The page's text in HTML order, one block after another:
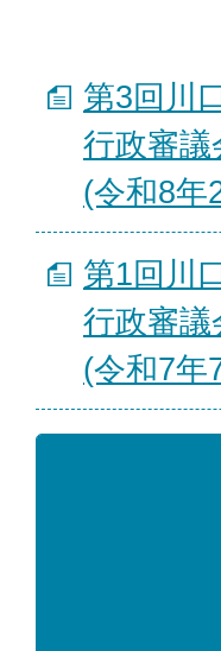
第3回川
行政審議
(令和8年
第1回川
行政審議
(令和7年